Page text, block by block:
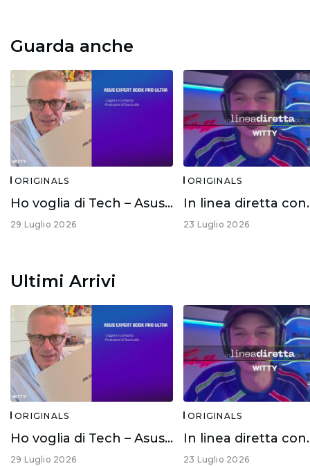
Guarda anche
ORIGINALS
Ho voglia di Tech – Asus Expert Book Ultra
29 Luglio 2026
ORIGINALS
23 Luglio 2026
Ultimi Arrivi
ORIGINALS
Ho voglia di Tech – Asus Expert Book Ultra
29 Luglio 2026
ORIGINALS
23 Luglio 2026